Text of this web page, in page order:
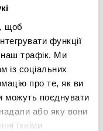
щоб
функції
наш трафік. Ми
із соціальних
про те, як ви
можуть поєднувати
або яку вони
їхніми
як і витрати,
такі як
та стрес, якого
до
певною мірою
максимально